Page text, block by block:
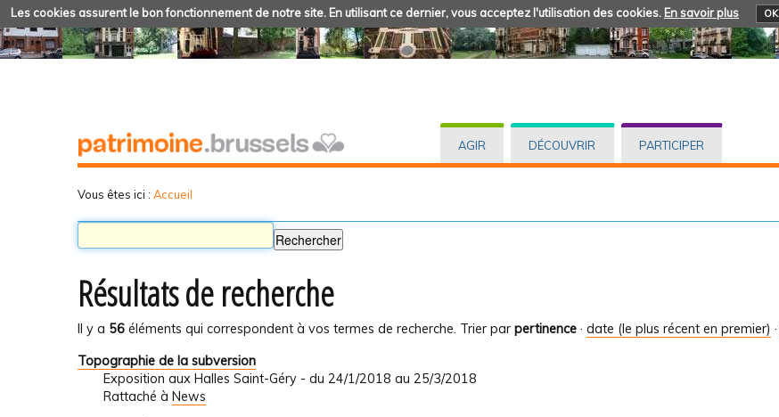
Les cookies assurent le bon fonctionnement de notre site. En utilisant ce dernier, vous acceptez l'utilisation des cookies. En savoir plus OK
AGIR DÉCOUVRIR PARTICIPER
Vous êtes ici : Accueil
Résultats de recherche
Il y a 56 éléments qui correspondent à vos termes de recherche. Trier par pertinence · date (le plus récent en premier) ·
Topographie de la subversion
Exposition aux Halles Saint-Géry - du 24/1/2018 au 25/3/2018
Rattaché à News